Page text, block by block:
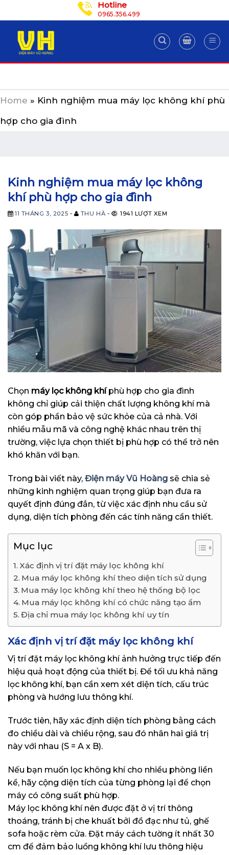
to
content
Hotline
0965.356.499
Home » Kinh nghiệm mua máy lọc không khí phù
hợp cho gia đình
Kinh nghiệm mua máy lọc không
khí phù hợp cho gia đình
11 THÁNG 3, 2025 - THU HÀ - 1941 LƯỢT XEM
Chọn máy lọc không khíphù hợp cho gia đình
không chỉ giúp cải thiện chất lượng không khí mà
còn góp phần bảo vệ sức khỏe của cả nhà. Với
nhiều mẫu mã và công nghệ khác nhau trên thị
trường, việc lựa chọn thiết bị phù hợp có thể trở nên
khó khăn với bạn.
Trong bài viết này, Điện máy Vũ Hoàng sẽ chia sẻ
những kinh nghiệm quan trọng giúp bạn đưa ra
quyết định đúng đắn, từ việc xác định nhu cầu sử
dụng, diện tích phòng đến các tính năng cần thiết.
Mục lục
Xác định vị trí đặt máy lọc không khí
Mua máy lọc không khí theo diện tích sử dụng
Mua máy lọc không khí theo hệ thống bộ lọc
Mua máy lọc không khí có chức năng tạo ẩm
Địa chỉ mua máy lọc không khí uy tín
Xác định vị trí đặt máy lọc không khí
Vị trí đặt máy lọc không khí ảnh hưởng trực tiếp đến
hiệu quả hoạt động của thiết bị. Để tối ưu khả năng
lọc không khí, bạn cần xem xét diện tích, cấu trúc
phòng và hướng lưu thông khí.
Trước tiên, hãy xác định diện tích phòng bằng cách
đo chiều dài và chiều rộng, sau đó nhân hai giá trị
này với nhau (S = A x B).
Nếu bạn muốn lọc không khí cho nhiều phòng liền
kề, hãy cộng diện tích của từng phòng lại để chọn
máy có công suất phù hợp.
Máy lọc không khí nên được đặt ở vị trí thông
thoáng, tránh bị che khuất bởi đồ đạc như tủ, ghế
sofa hoặc rèm cửa. Đặt máy cách tường ít nhất 30
cm để đảm bảo luồng không khí lưu thông hiệu